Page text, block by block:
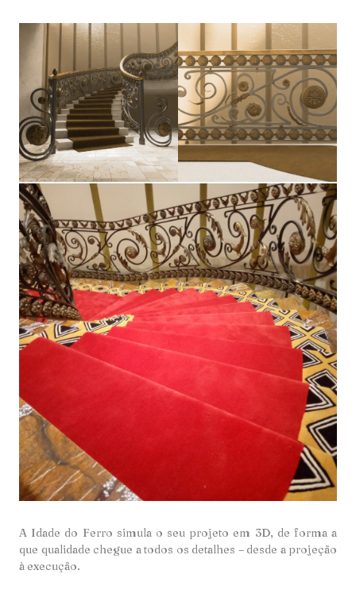
A Idade do Ferro simula o seu projeto em 3D, de forma a
que qualidade chegue a todos os detalhes – desde a projeção
à execução.